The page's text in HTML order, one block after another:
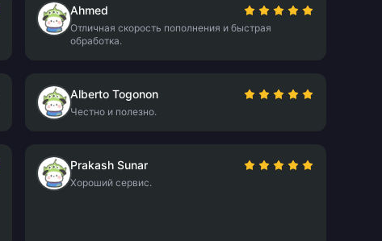
Ahmed
Отличная скорость пополнения и быстрая
обработка.
Alberto Togonon
Честно и полезно.
Prakash Sunar
Хороший сервис.